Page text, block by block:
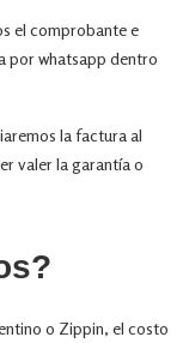
el comprobante e
porwhatsapp dentro
la factura al
valer la garantía o
o Zippin, el costo